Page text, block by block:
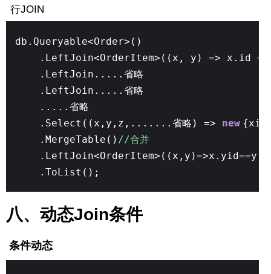
行JOIN
db.Queryable<Order>()
.LeftJoin<OrderItem>((x, y) => x.id
.LeftJoin.....省略
.LeftJoin.....省略
.....省略
.Select((x,y,z,.......省略) => new
.MergeTable() //合并
.ToList();
八、动态Join条件
条件动态